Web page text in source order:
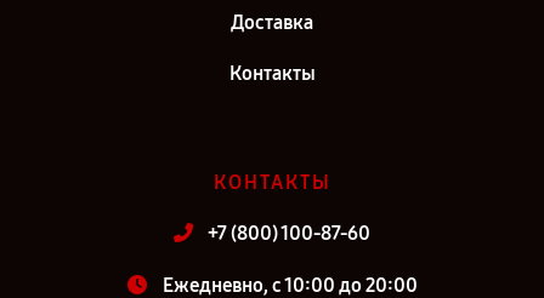
Доставка
Контакты
КОНТАКТЫ
+7 (800) 100-87-60
Ежедневно, с 10:00 до 20:00